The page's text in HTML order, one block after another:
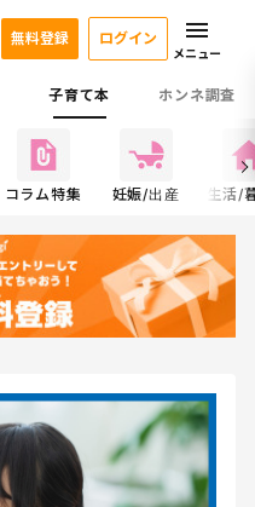
子育て本 ホンネ調査
無料登録 ログイン
メニュー
コラム特集 妊娠/出産 生活/